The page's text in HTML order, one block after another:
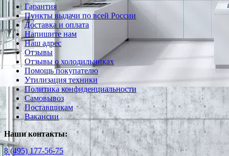
Гарантия
Пункты выдачи по всей России
Доставка и оплата
Напишите нам
Наш адрес
Отзывы
Отзывы о холодильниках
Помощь покупателю
Утилизация техники
Политика конфиденциальности
Самовывоз
Поставщикам
Вакансии
Наши контакты:
8 (495) 177-56-75